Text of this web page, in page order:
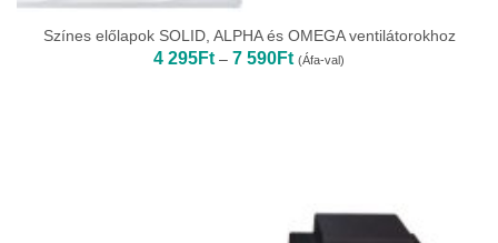
Színes előlapok SOLID, ALPHA és OMEGA ventilátorokhoz
4 295Ft – 7 590FtÁrtartomány:
4
(Áfa-val)